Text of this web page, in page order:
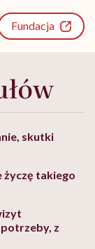
Fundacja
skutki
takiego
potrzeby, z